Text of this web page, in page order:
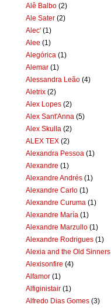
Alê Balbo (2)
Ale Sater (2)
Alec' (1)
Alee (1)
Alegórica (1)
Alemar (1)
Alessandra Leão (4)
Aletrix (2)
Alex Lopes (2)
Alex Sant'Anna (5)
Alex Skulla (2)
ALEX TEX (2)
Alexandra Pessoa (1)
Alexandre (1)
Alexandre Andrés (1)
Alexandre Carlo (1)
Alexandre Curuma (1)
Alexandre María (1)
Alexandre Marzullo (1)
Alexandre Rodrigues (1)
Alexia and the Old Sinners
Alexisonfire (4)
Alfamor (1)
Alfiginistair (1)
Alfredo Dias Gomes (3)